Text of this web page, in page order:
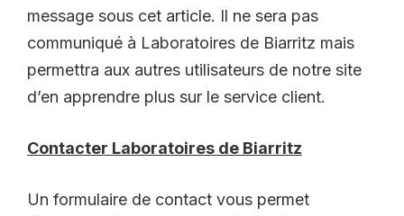
message sous cet article. Il ne sera pas
communiqué à Laboratoires de Biarritz mais
permettra aux autres utilisateurs de notre site
d’en apprendre plus sur le service client.
Contacter Laboratoires de Biarritz
Un formulaire de contact vous permet